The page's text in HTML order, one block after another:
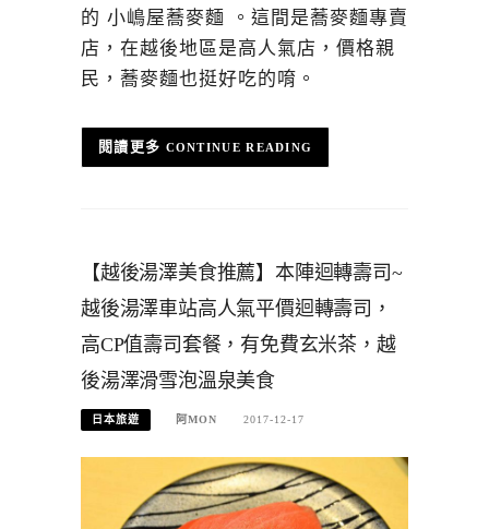
的 小嶋屋蕎麥麵 。這間是蕎麥麵專賣
店，在越後地區是高人氣店，價格親
民，蕎麥麵也挺好吃的唷。
CONTINUE READING
【越後湯澤美食推薦】本陣迴轉壽司~
越後湯澤車站高人氣平價迴轉壽司，
高CP值壽司套餐，有免費玄米茶，越
後湯澤滑雪泡溫泉美食
日本旅遊 阿MON 2017-12-17